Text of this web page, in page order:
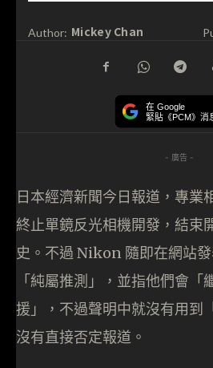
Author: Mickey Chan
在 Google
緊貼《PCM》消
- 廣告 -
日本經濟新聞今日報道，專
終止單鏡反光相機開發，結束
史。不過 Nikon 隨即在網站
「純屬推測」，並指他們會「
援」，不過聲明中就沒有用到
沒有直接否定報道。